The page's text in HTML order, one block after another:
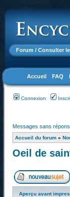
Forum / Consulter
Accueil FAQ
Connexion
Messages sans
Accueil du forum »
Oeil de
Aperçu avant